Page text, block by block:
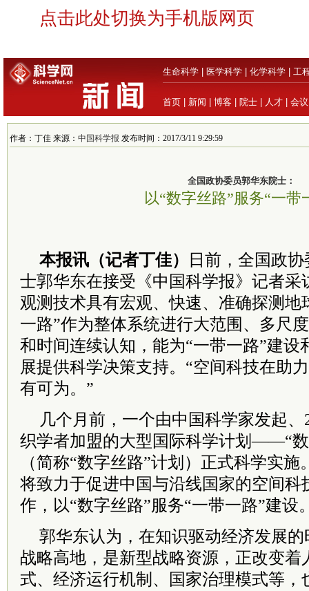
点击此处切换为手机版网页
生命科学 医学科学 化学科学 工
首页 新闻 博客 院士 人才 会议
作者：丁佳 来源： 中国科学报 发布时间：2017/3/11 9:29:59
全国政协委员郭华东院士：
以“数字丝路”服务“一带
本报讯（记者丁佳）
日前，全国政
士郭华东在接受《中国科学报》记者采
观测技术具有宏观、快速、准确探测地
一路”作为整体系统进行大范围、多尺
和时间连续认知，能为“一带一路”建设
展提供科学决策支持。“空间科技在助
有可为。”
几个月前，一个由中国科学家发起
织学者加盟的大型国际科学计划——“
（简称“数字丝路”计划）正式科学实
将致力于促进中国与沿线国家的空间科
作，以“数字丝路”服务“一带一路”建设
郭华东认为，在知识驱动经济发展
战略高地，是新型战略资源，正改变着
式、经济运行机制、国家治理模式等，